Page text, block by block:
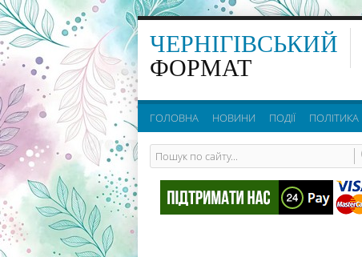
ЧЕРНІГІВСЬКИЙ
ФОРМАТ
ГОЛОВНА НОВИНИ ПОДІЇ ПОЛІТИКА